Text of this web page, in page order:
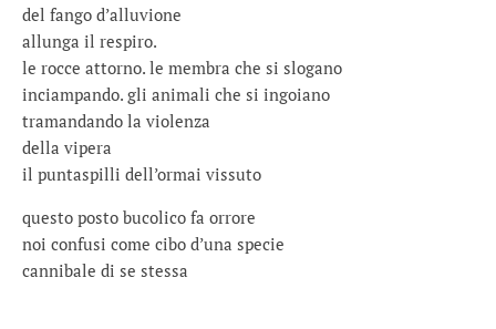
del fango d’alluvione
allunga il respiro.
le rocce attorno. le membra che si slogano
inciampando. gli animali che si ingoiano
tramandando la violenza
della vipera
il puntaspilli dell’ormai vissuto
questo posto bucolico fa orrore
noi confusi come cibo d’una specie
cannibale di se stessa